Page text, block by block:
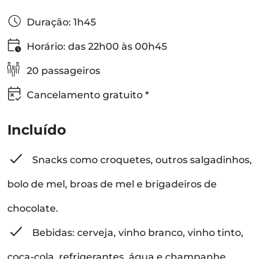
Duração: 1h45
Horário: das 22h00 às 00h45
20 passageiros
Cancelamento gratuito *
Incluído
Snacks como croquetes, outros salgadinhos,
bolo de mel, broas de mel e brigadeiros de
chocolate.
Bebidas: cerveja, vinho branco, vinho tinto,